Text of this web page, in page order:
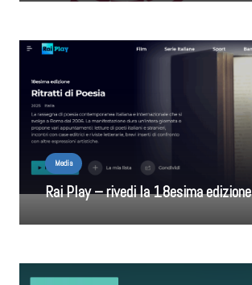
Media
Rai Play – rivedi la 18esima edizione